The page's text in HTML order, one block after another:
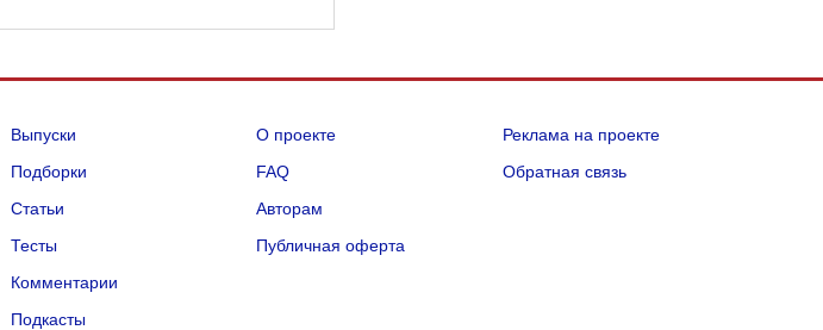
Выпуски
Подборки
Статьи
Тесты
Комментарии
Подкасты
О проекте
FAQ
Авторам
Публичная оферта
Реклама на проекте
Обратная связь